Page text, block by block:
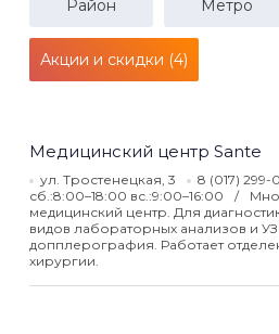
Район Метро
Акции и скидки (4)
Медицинский центр Sante
ул. Тростенецкая, 3 8 (017) 299-
сб.:8:00–18:00 вс.:9:00–16:00
медицинский центр. Для
видов лабораторных анализов и
допплерография. Работает
хирургии.